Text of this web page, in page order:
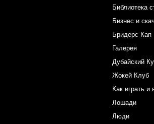
Библиотека
Бизнес и
Бридерс Кап
Галерея
Дубайский
Жокей Клуб
Как играть и
Лошади
Люди